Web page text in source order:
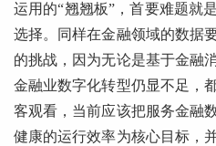
运用的“翘翘板”，首要难题就
选择。同样在金融领域的数据
的挑战，因为无论是基于金融
金融业数字化转型仍显不足，
客观看，当前应该把服务金融
健康的运行效率为核心目标，